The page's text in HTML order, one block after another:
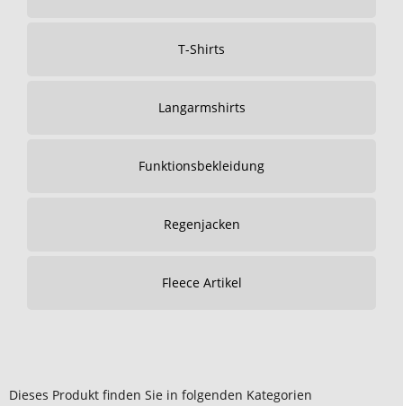
T-Shirts
Langarmshirts
Funktionsbekleidung
Regenjacken
Fleece Artikel
Dieses Produkt finden Sie in folgenden Kategorien